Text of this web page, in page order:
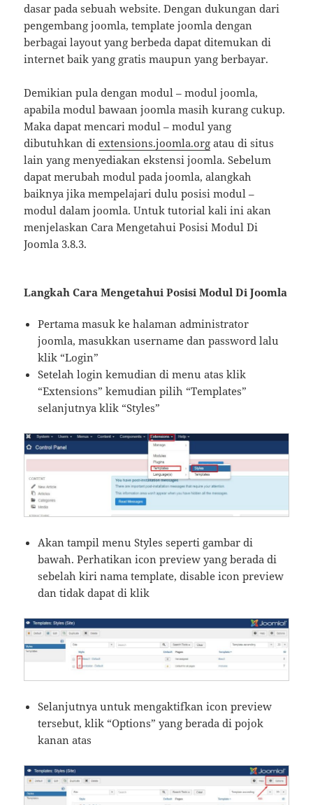
dasar pada sebuah website. Dengan dukungan dari
pengembang joomla, template joomla dengan
berbagai layout yang berbeda dapat ditemukan di
internet baik yang gratis maupun yang berbayar.
Demikian pula dengan modul – modul joomla,
apabila modul bawaan joomla masih kurang cukup.
Maka dapat mencari modul – modul yang
dibutuhkan diextensions.joomla.org atau di situs
lain yang menyediakan ekstensi joomla. Sebelum
dapat merubah modul pada joomla, alangkah
baiknya jika mempelajari dulu posisi modul –
modul dalam joomla. Untuk tutorial kali ini akan
menjelaskan Cara Mengetahui Posisi Modul Di
Joomla 3.8.3.
Langkah Cara Mengetahui Posisi Modul Di Joomla
Pertama masuk ke halaman administrator
joomla, masukkan username dan password lalu
klik “Login”
Setelah login kemudian di menu atas klik
“Extensions” kemudian pilih “Templates”
selanjutnya klik “Styles”
Akan tampil menu Styles seperti gambar di
bawah. Perhatikan icon preview yang berada di
sebelah kiri nama template, disable icon preview
dan tidak dapat di klik
Selanjutnya untuk mengaktifkan icon preview
tersebut, klik “Options” yang berada di pojok
kanan atas